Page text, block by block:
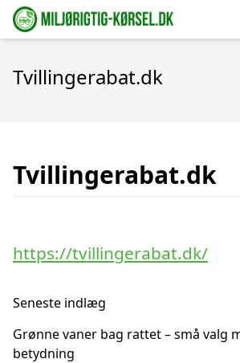
Tvillingerabat.dk
Tvillingerabat.dk
https://tvillingerabat.dk/
Seneste indlæg
Grønne vaner bag rattet – små valg
betydning